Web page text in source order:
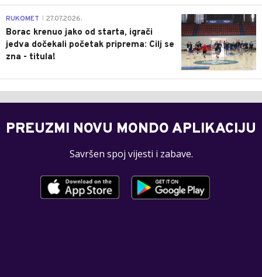
0
RUKOMET 27.07.2026.
Borac krenuo jako od starta, igrači
jedva dočekali početak priprema: Cilj se
zna - titula!
PREUZMI NOVU MONDO APLIKACIJU
Savršen spoj vijesti i zabave.